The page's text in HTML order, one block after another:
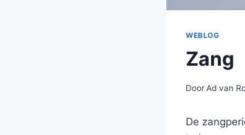
WEBLOG
Zang
DoorAd van
De